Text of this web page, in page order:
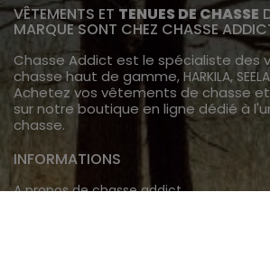
VÊTEMENTS ET TENUES DE CHASSE
MARQUE SONT CHEZ CHASSE
Chasse Addict est le spécialiste des
chasse haut de gamme, HARKILA,
Achetez vos vêtements de chasse
sur notre boutique en ligne dédié à
chasse.
INFORMATIONS
A propos de chasse addict